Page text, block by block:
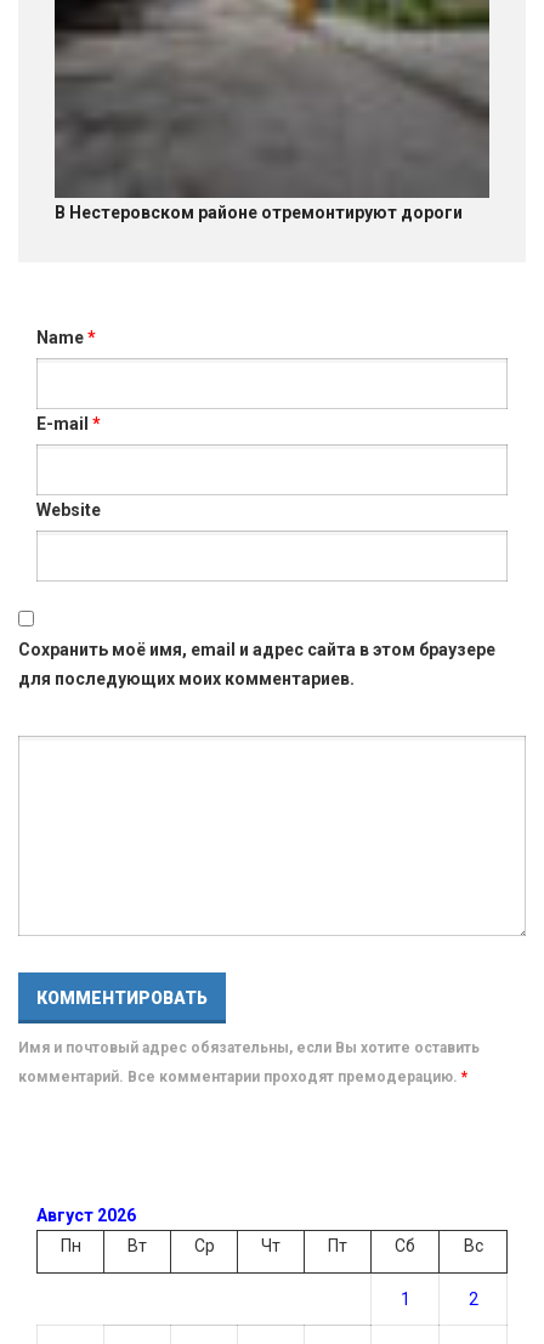
В Нестеровском районе отремонтируют дороги
Name*
E-mail *
Website
Сохранить моё имя, email и адрес сайта в этом браузере
для последующих моих комментариев.
Имя и почтовый адрес обязательны, если Вы хотите оставить
комментарий. Все комментарии проходят премодерацию. *
Август 2026
Пн
Вт Ср Чт Пт Сб Вс
1 2